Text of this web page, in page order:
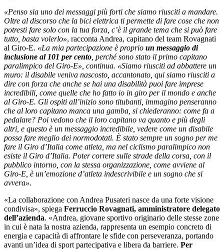
«Penso sia uno dei messaggi più forti che siamo riusciti a mandare.
Oltre al discorso che la bici elettrica ti permette di fare cose che non
potresti fare solo con la tua forza, c’è il grande tema che si può fare
tutto, basta volerlo», racconta Andrea, capitano del team Rovagnati
al Giro-E. «La mia partecipazione è proprio un messaggio di
inclusione al 101 per cento , perché sono stato il primo capitano
paralimpico del Giro-E», continua. «Siamo riusciti ad abbattere un
muro: il disabile veniva nascosto, accantonato, qui siamo riusciti a
dire con forza che anche se hai una disabilità puoi fare imprese
incredibili, come quelle che ho fatto io in giro per il mondo e anche
al Giro-E. Gli ospiti all’inizio sono titubanti, immagino penseranno
che al loro capitano manca una gamba, si chiederanno: come fa a
pedalare? Poi vedono che il loro capitano va quanto e più degli
altri, e questo è un messaggio incredibile, vedere come un disabile
possa fare meglio dei normodotati. È stato sempre un sogno per me
fare il Giro d’Italia come atleta, ma nel ciclismo paralimpico non
esiste il Giro d’Italia. Poter correre sulle strade della corsa, con il
pubblico intorno, con la stessa organizzazione, come avviene al
Giro-E, è un’emozione d’atleta indescrivibile e un sogno che si
avvera».
«La collaborazione con Andrea Pusateri nasce da una forte visione
condivisa», spiega Ferruccio Rovagnati, amministratore delegato
dell’azienda. «Andrea, giovane sportivo originario delle stesse zone
in cui è nata la nostra azienda, rappresenta un esempio concreto di
energia e capacità di affrontare le sfide con perseveranza, portando
avanti un’idea di sport partecipativa e libera da barriere. Per